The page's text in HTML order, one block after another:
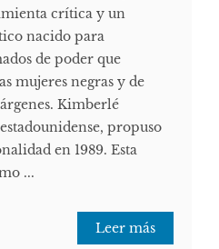
crítica y un
nacido para
de poder que
mujeres negras y de
Kimberlé
propuso
en 1989. Esta
...
Leer más